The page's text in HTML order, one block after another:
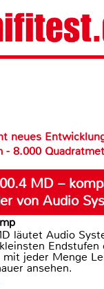
neues
- 8.000
MD –
von Audio
läutet Audio
Endstufen
mit jeder Menge
ansehen.